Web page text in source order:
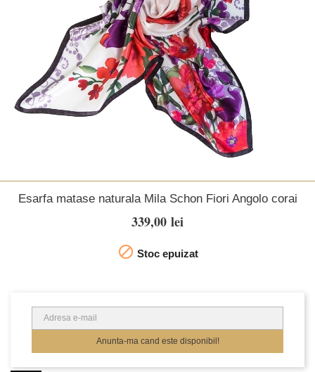
Esarfa matase naturala Mila Schon Fiori Angolo corai
339,00 lei
 Stoc epuizat
Anunta-ma cand este disponibil!